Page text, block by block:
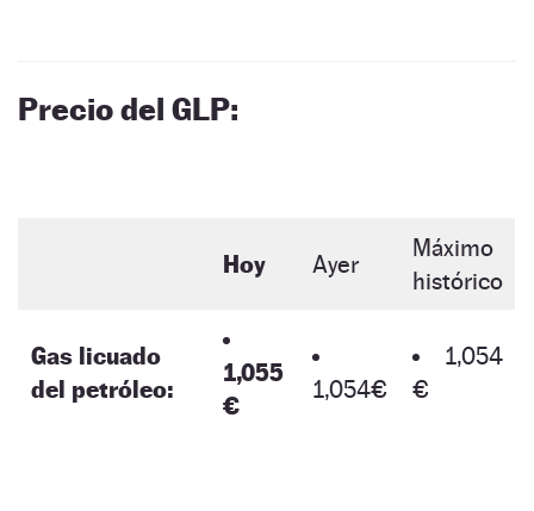
Precio del GLP:
Hoy Ayer
Máximo
histórico
Gas licuado
del petróleo:
1,055
€
1,054€
1,054
€